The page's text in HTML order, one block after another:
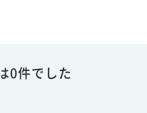
0件でした